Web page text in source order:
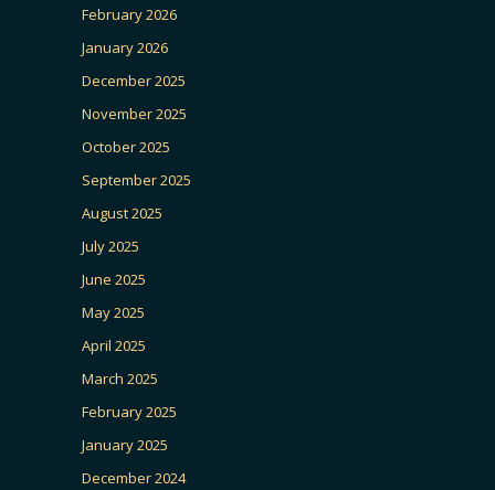
February 2026
January 2026
December 2025
November 2025
October 2025
September 2025
August 2025
July 2025
June 2025
May 2025
April 2025
March 2025
February 2025
January 2025
December 2024